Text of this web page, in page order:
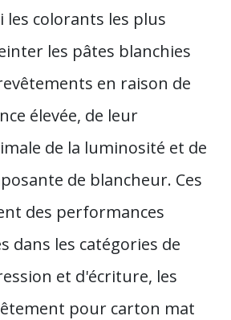
colorants les plus
les pâtes blanchies
en raison de
élevée, de leur
de la luminosité et de
de blancheur. Ces
des performances
dans les catégories de
et d'écriture, les
pour carton mat